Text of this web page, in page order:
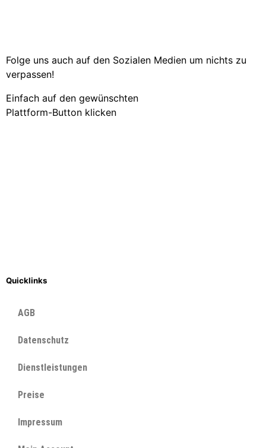
Folge uns auch auf den Sozialen Medien um nichts zu
verpassen!
Einfach auf den gewünschten
Plattform-Button klicken
Quicklinks
AGB
Datenschutz
Dienstleistungen
Preise
Impressum